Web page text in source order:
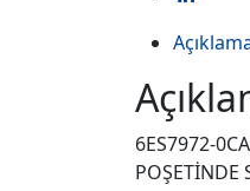
6ES7972-
POŞETİNDE